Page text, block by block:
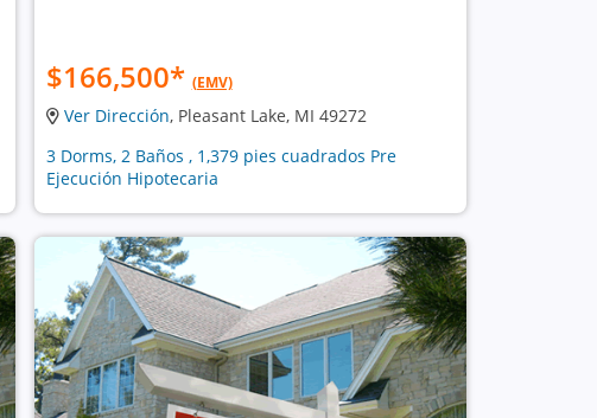
$166,500* (EMV)
Ver Dirección, Pleasant Lake, MI 49272
3 Dorms, 2 Baños , 1,379 pies cuadrados Pre
Ejecución Hipotecaria